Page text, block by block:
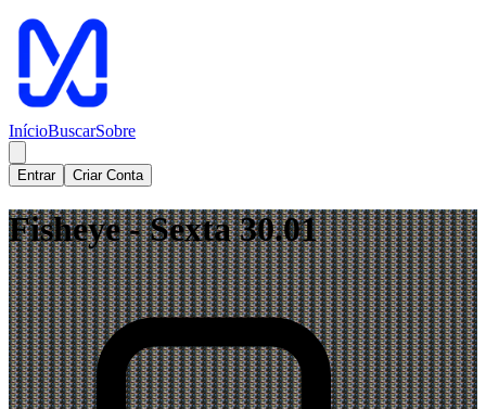
InícioBuscarSobre
Entrar Criar Conta
Fisheye - Sexta 30.01